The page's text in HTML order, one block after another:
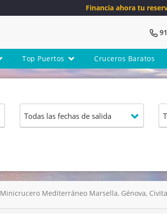
Financia ahora tu
Top Puertos Cruceros Baratos
Mediterráneo Marsella, Génova,